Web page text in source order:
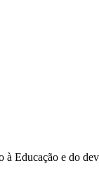
Educação e do